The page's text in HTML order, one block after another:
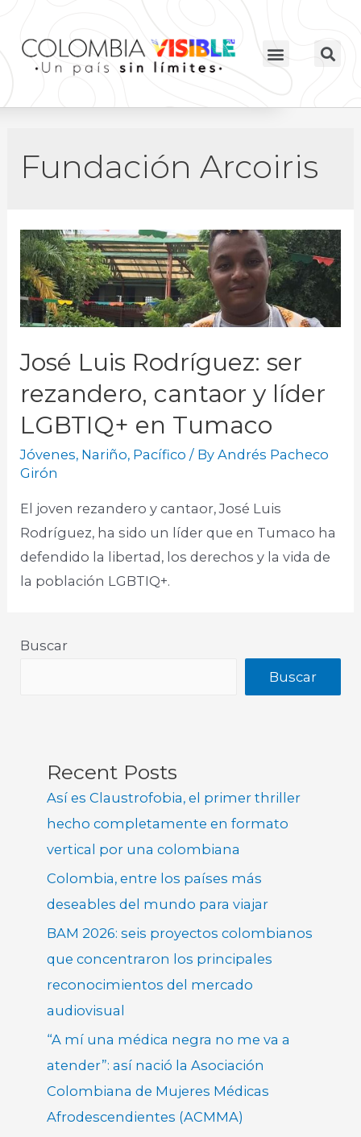
Fundación Arcoiris
José Luis Rodríguez: ser
rezandero, cantaor y líder
LGBTIQ+ en Tumaco
Jóvenes, Nariño, Pacífico / ByAndrés Pacheco
Girón
El joven rezandero y cantaor, José Luis
Rodríguez, ha sido un líder que en Tumaco ha
defendido la libertad, los derechos y la vida de
la población LGBTIQ+.
Buscar
Buscar
Recent Posts
Así es Claustrofobia, el primer thriller
hecho completamente en formato
vertical por una colombiana
Colombia, entre los países más
deseables del mundo para viajar
BAM 2026: seis proyectos colombianos
que concentraron los principales
reconocimientos del mercado
audiovisual
“A mí una médica negra no me va a
atender”: así nació la Asociación
Colombiana de Mujeres Médicas
Afrodescendientes (ACMMA)